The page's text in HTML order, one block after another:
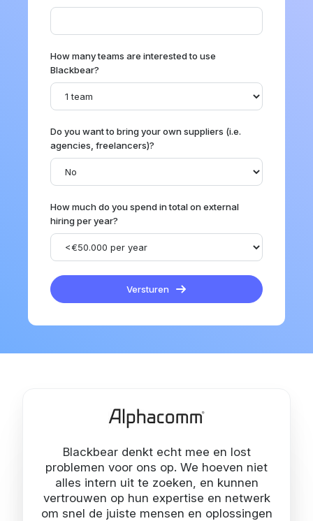
How many teams are interested to use
Blackbear?
Do you want to bring your own suppliers (i.e.
agencies, freelancers)?
How much do you spend in total on external
hiring per year?
Versturen
Blackbear denkt echt mee en lost
problemen voor ons op. We hoeven niet
alles intern uit te zoeken, en kunnen
vertrouwen op hun expertise en netwerk
om snel de juiste mensen en oplossingen